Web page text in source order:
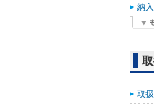
納
取